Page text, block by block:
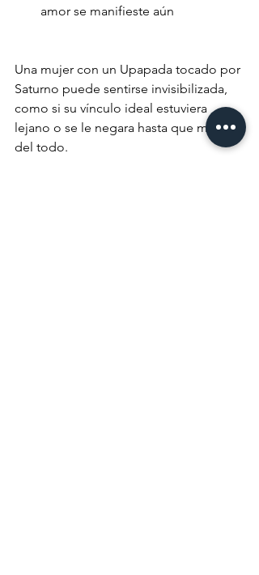
amor se manifieste aún
Una mujer con un Upapada tocado por
Saturno puede sentirse invisibilizada,
como si su vínculo ideal estuviera
lejano o se le negara hasta que madure
del todo.